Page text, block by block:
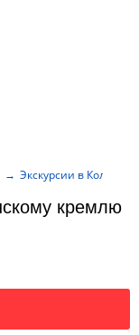
кремлю
Экскурсии в Коломну